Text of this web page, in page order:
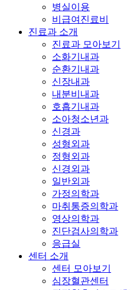
병실이용
비급여진료비
진료과 소개
진료과 모아보기
소화기내과
순환기내과
신장내과
내분비내과
호흡기내과
소아청소년과
신경과
성형외과
정형외과
신경외과
일반외과
가정의학과
마취통증의학과
영상의학과
진단검사의학과
응급실
센터 소개
센터 모아보기
심장혈관센터